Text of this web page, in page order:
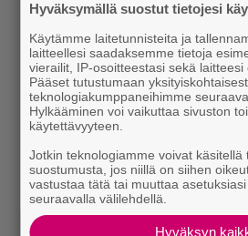
Hyväksymällä suostut tietojesi
Käytämme laitetunnisteita ja
laitteellesi saadaksemme tietoja
vierailit, IP-osoitteestasi sekä laitteesi
Pääset tutustumaan
teknologiakumppaneihimme
Hylkääminen voi vaikuttaa sivuston
käytettävyyteen.
Jotkin teknologiamme voivat käsitellä
suostumusta, jos niillä on siihen
vastustaa tätä tai muuttaa
seuraavalla välilehdellä.
Hyväksyn